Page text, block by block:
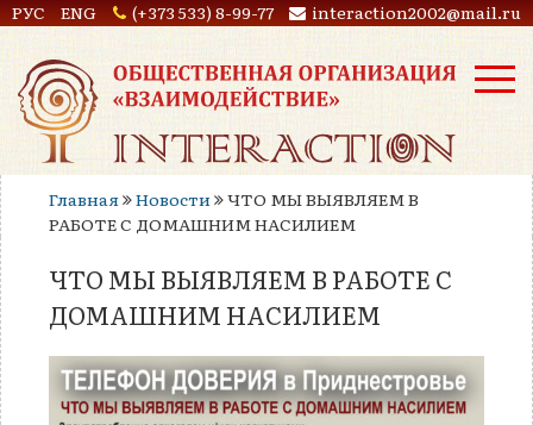
РУС ENG (+373 533) 8-99-77 interaction2002@mail.ru
Главная Новости
ЧТО МЫ ВЫЯВЛЯЕМ В
РАБОТЕ С ДОМАШНИМ НАСИЛИЕМ
ЧТО МЫ ВЫЯВЛЯЕМ В РАБОТЕ С
ДОМАШНИМ НАСИЛИЕМ